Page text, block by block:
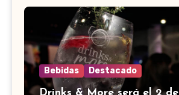
Bebidas Destacado